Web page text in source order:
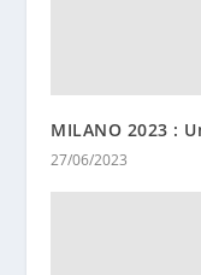
MILANO 2023 :
27/06/2023